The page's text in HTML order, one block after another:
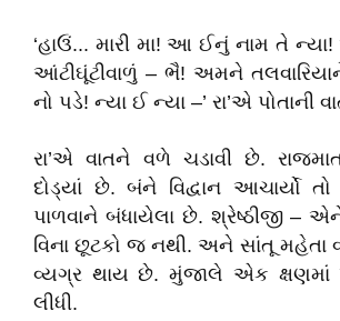
‘હાઉં... મારી મા! આ ઈનું નામ તે ન્યા!
આંટીઘૂંટીવાળું – ભૈ! અમને
નો પડે! ન્યા ઈ ન્યા –’ રા’એ પોતાની
રા’એ વાતને વળે ચડાવી છે.
દોડ્યાં છે. બંને વિદ્વાન આચાર્યો તો
પાળવાને બંધાયેલા છે. શ્રેષ્ઠીજી –
વિના છૂટકો જ નથી. અને સાંતૂ મહેતા
વ્યગ્ર થાય છે. મુંજાલે એક ક્ષણમાં
લીધી.